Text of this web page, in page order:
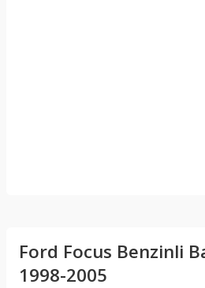
Ford Focus Benzinli
1998-2005